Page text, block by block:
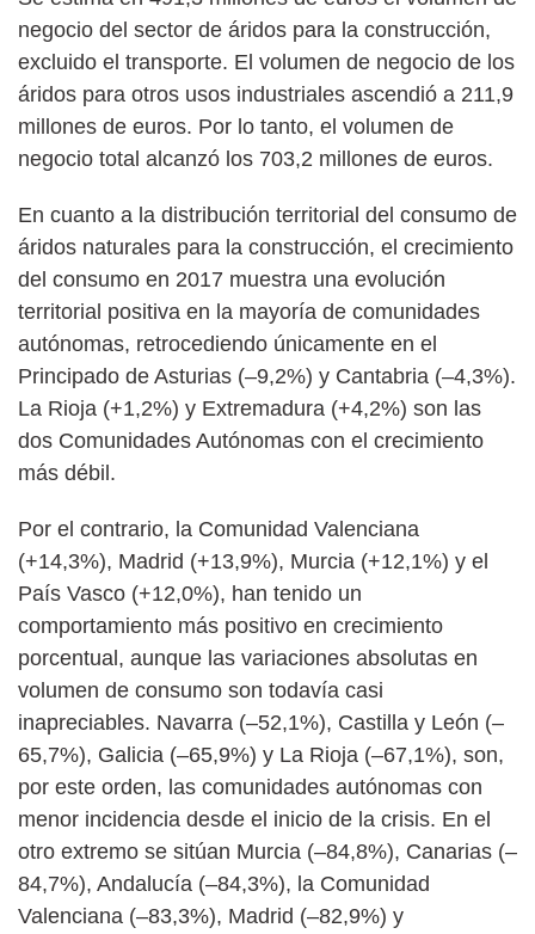
negocio del sector de áridos para la construcción,
excluido el transporte. El volumen de negocio de los
áridos para otros usos industriales ascendió a 211,9
millones de euros. Por lo tanto, el volumen de
negocio total alcanzó los 703,2 millones de euros.
En cuanto a la distribución territorial del consumo de
áridos naturales para la construcción, el crecimiento
del consumo en 2017 muestra una evolución
territorial positiva en la mayoría de comunidades
autónomas, retrocediendo únicamente en el
Principado de Asturias (–9,2%) y Cantabria (–4,3%).
La Rioja (+1,2%) y Extremadura (+4,2%) son las
dos Comunidades Autónomas con el crecimiento
más débil.
Por el contrario, la Comunidad Valenciana
(+14,3%), Madrid (+13,9%), Murcia (+12,1%) y el
País Vasco (+12,0%), han tenido un
comportamiento más positivo en crecimiento
porcentual, aunque las variaciones absolutas en
volumen de consumo son todavía casi
inapreciables. Navarra (–52,1%), Castilla y León (–
65,7%), Galicia (–65,9%) y La Rioja (–67,1%), son,
por este orden, las comunidades autónomas con
menor incidencia desde el inicio de la crisis. En el
otro extremo se sitúan Murcia (–84,8%), Canarias (–
84,7%), Andalucía (–84,3%), la Comunidad
Valenciana (–83,3%), Madrid (–82,9%) y